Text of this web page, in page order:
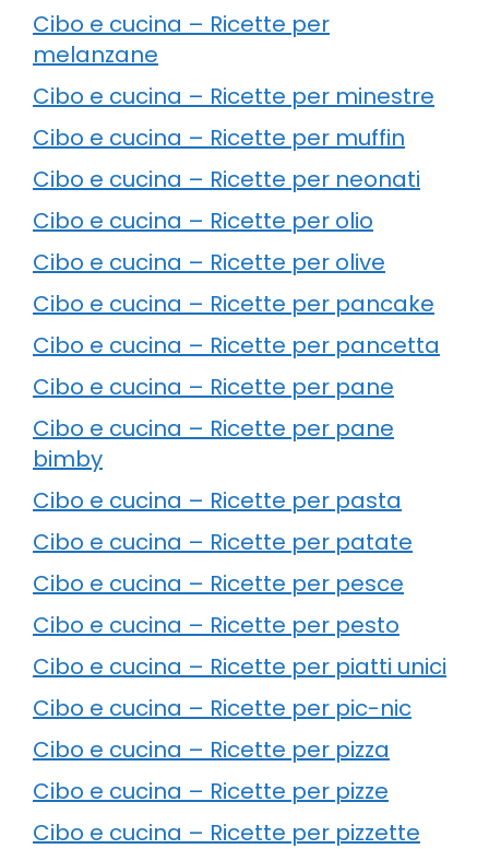
Cibo e cucina – Ricette per
melanzane
Cibo e cucina – Ricette per minestre
Cibo e cucina – Ricette per muffin
Cibo e cucina – Ricette per neonati
Cibo e cucina – Ricette per olio
Cibo e cucina – Ricette per olive
Cibo e cucina – Ricette per pancake
Cibo e cucina – Ricette per pancetta
Cibo e cucina – Ricette per pane
Cibo e cucina – Ricette per pane
bimby
Cibo e cucina – Ricette per pasta
Cibo e cucina – Ricette per patate
Cibo e cucina – Ricette per pesce
Cibo e cucina – Ricette per pesto
Cibo e cucina – Ricette per piatti unici
Cibo e cucina – Ricette per pic-nic
Cibo e cucina – Ricette per pizza
Cibo e cucina – Ricette per pizze
Cibo e cucina – Ricette per pizzette